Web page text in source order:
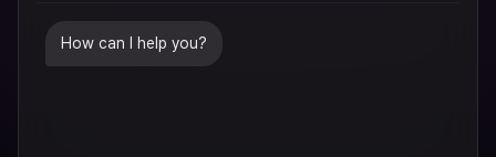
How can I help you?